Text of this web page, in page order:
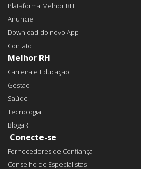
Plataforma Melhor RH
Anuncie
Download do novo App
Contato
Melhor RH
Carreira e Educação
Gestão
Saúde
Tecnologia
BlogaRH
Conecte-se
Fornecedores de Confiança
Conselho de Especialistas